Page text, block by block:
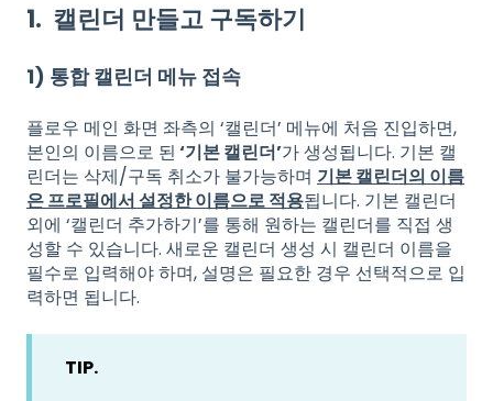
1. 캘린더 만들고 구독하기
1) 통합 캘린더 메뉴 접속
플로우 메인 화면 좌측의 ‘캘린더’ 메뉴에 처음 진입하면,
본인의 이름으로 된 ‘기본 캘린더’가 생성됩니다. 기본 캘
린더는 삭제/구독 취소가 불가능하며 기본 캘린더의 이름
은 프로필에서 설정한 이름으로 적용됩니다. 기본 캘린더
외에 ‘캘린더 추가하기’를 통해 원하는 캘린더를 직접 생
성할 수 있습니다. 새로운 캘린더 생성 시 캘린더 이름을
필수로 입력해야 하며, 설명은 필요한 경우 선택적으로 입
력하면 됩니다.
TIP.